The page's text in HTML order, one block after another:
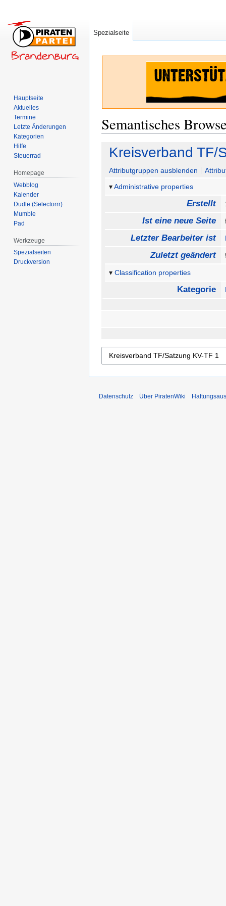
Semantisches
Zur
Navigation
springen
Zur
Suche
springen
Kreisverband TF/
Attributgruppen ausblenden
Administrative properties
Erstellt
Ist eine neue Seite
Letzter Bearbeiter ist
Zuletzt geändert
Classification properties
Kategorie
Spezialseite
Hauptseite
Aktuelles
Termine
Letzte Änderungen
Kategorien
Hilfe
Steuerrad
Homepage
Webblog
Kalender
Dudle (Selectorrr)
Mumble
Pad
Werkzeuge
Spezialseiten
Druckversion
Datenschutz Über PiratenWiki